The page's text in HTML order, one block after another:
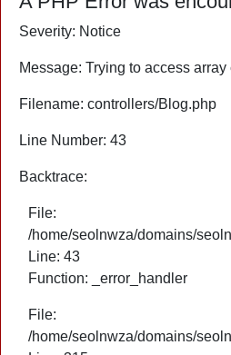
Severity: Notice
Message: Trying to access array
Filename: controllers/Blog.php
Line Number: 43
Backtrace:
File:
/home/seolnwza/domains/
Line: 43
Function: _error_handler
File:
/home/seolnwza/domains/